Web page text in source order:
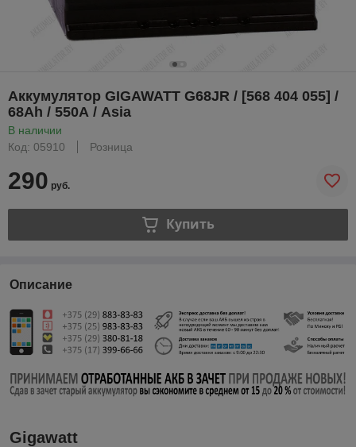
Аккумулятор GIGAWATT G68JR / [568 404 055] /
68Ah / 550А / Asia
В наличии
Код: 05910
Розница
290 руб.
Купить
Описание
Gigawatt